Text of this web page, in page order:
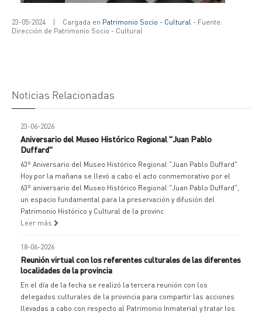
23-05-2024 | Cargada en Patrimonio Socio - Cultural - Fuente:
Dirección de Patrimonio Socio - Cultural
Noticias Relacionadas
23-06-2026
Aniversario del Museo Histórico Regional "Juan Pablo
Duffard"
63º Aniversario del Museo Histórico Regional "Juan Pablo Duffard"
Hoy por la mañana se llevó a cabo el acto conmemorativo por el
63º aniversario del Museo Histórico Regional "Juan Pablo Duffard",
un espacio fundamental para la preservación y difusión del
Patrimonio Histórico y Cultural de la provinc
Leer más
18-06-2026
Reunión virtual con los referentes culturales de las diferentes
localidades de la provincia
En el día de la fecha se realizó la tercera reunión con los
delegados culturales de la provincia para compartir las acciones
llevadas a cabo con respecto al Patrimonio Inmaterial y tratar los